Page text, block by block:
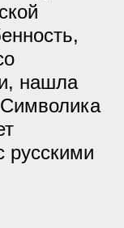
нашла
русскими